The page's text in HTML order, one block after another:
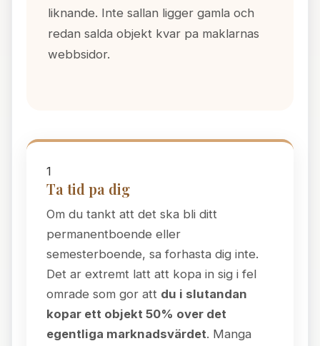
liknande. Inte sallan ligger gamla och
redan salda objekt kvar pa maklarnas
webbsidor.
1
Ta tid pa dig
Om du tankt att det ska bli ditt
permanentboende eller
semesterboende, sa forhasta dig inte.
Det ar extremt latt att kopa in sig i fel
omrade som gor att du i slutandan
kopar ett objekt 50% over det
egentliga marknadsvärdet. Manga